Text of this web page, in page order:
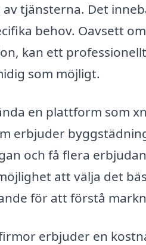
av tjänsterna. Det
behov. Oavsett
kan ett
som möjligt.
en plattform som
erbjuder
och få flera
att välja det
för att förstå
erbjuder en